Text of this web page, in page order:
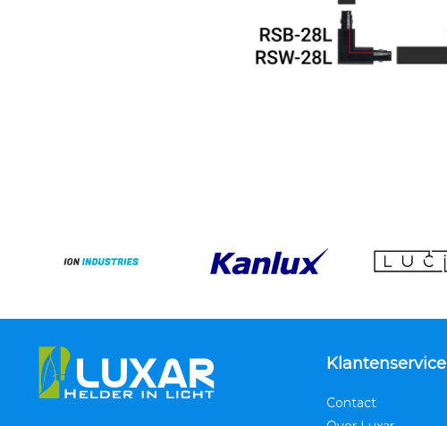
Klantenservice
Contact